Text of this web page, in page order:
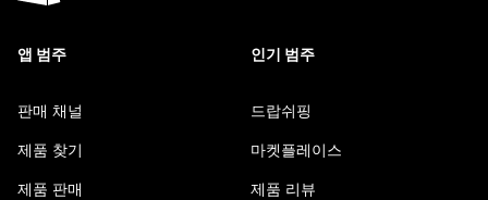
앱 범주
판매 채널
제품 찾기
제품 판매
인기 범주
드랍쉬핑
마켓플레이스
제품 리뷰